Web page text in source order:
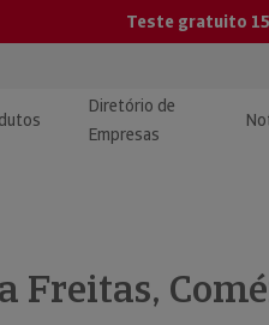
Teste gratuito
e Monitorização de
Diretório de
Empresas
| Estudos e
Freitas,